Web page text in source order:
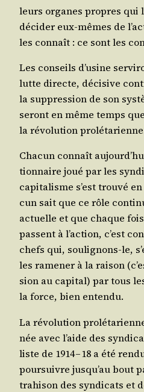
leurs organes propres qui
déci­der eux-mêmes de
les connaît : ce sont les
Les conseils d’u­sine
lutte directe, déci­sive
la sup­pres­sion de son
seront en même temps
la révo­lu­tion
Cha­cun connaît
tion­naire joué par les
capi­ta­lisme s’est trou­vé
cun sait que ce rôle
actuelle et que chaque
passent à l’ac­tion, c’est
chefs qui, sou­li­gnons-le,
les rame­ner à la rai­son
sion au capi­tal) par tous
la force, bien entendu.
La révo­lu­tion
née avec l’aide des
liste de 1914 – 18 a été
pour­suivre jus­qu’au bout
tra­hi­son des syn­di­cats et